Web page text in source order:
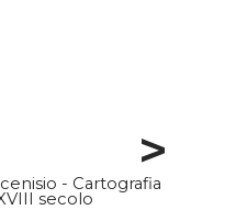
>
- Cartografia
secolo